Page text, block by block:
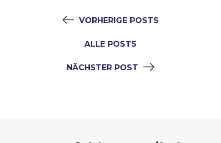
VORHERIGE POSTS
ALLE POSTS
NÄCHSTER POST